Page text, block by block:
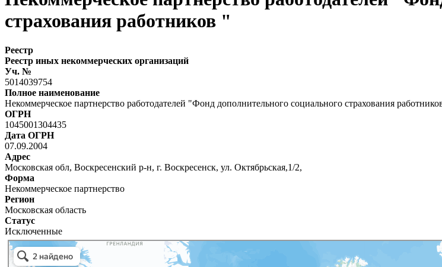
страхования работников "
Реестр
Реестр иных некоммерческих организаций
Уч. №
5014039754
Полное наименование
Некоммерческое партнерство работодателей "Фонд дополнительного социального страхования
ОГРН
1045001304435
Дата ОГРН
07.09.2004
Адрес
Московская обл, Воскресенский р-н, г. Воскресенск, ул. Октябрьская,1/2,
Форма
Некоммерческое партнерство
Регион
Московская область
Статус
Исключенные